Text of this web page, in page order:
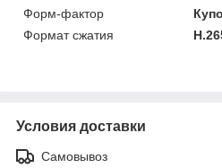
Форм-фактор
Формат сжатия
Условия доставки
Самовывоз